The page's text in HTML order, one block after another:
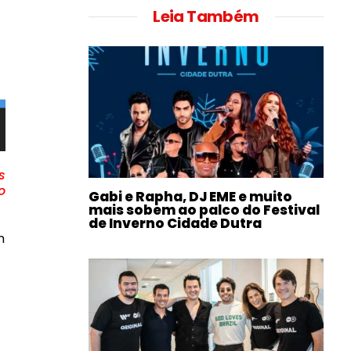
Leia Também
Gabi e Rapha, DJ EME e muito
mais sobem ao palco do Festival
de Inverno Cidade Dutra